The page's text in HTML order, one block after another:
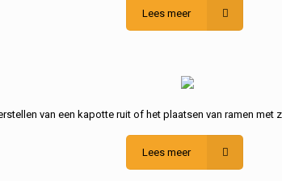
Lees meer
van een kapotte ruit of het plaatsen van ramen
Lees meer